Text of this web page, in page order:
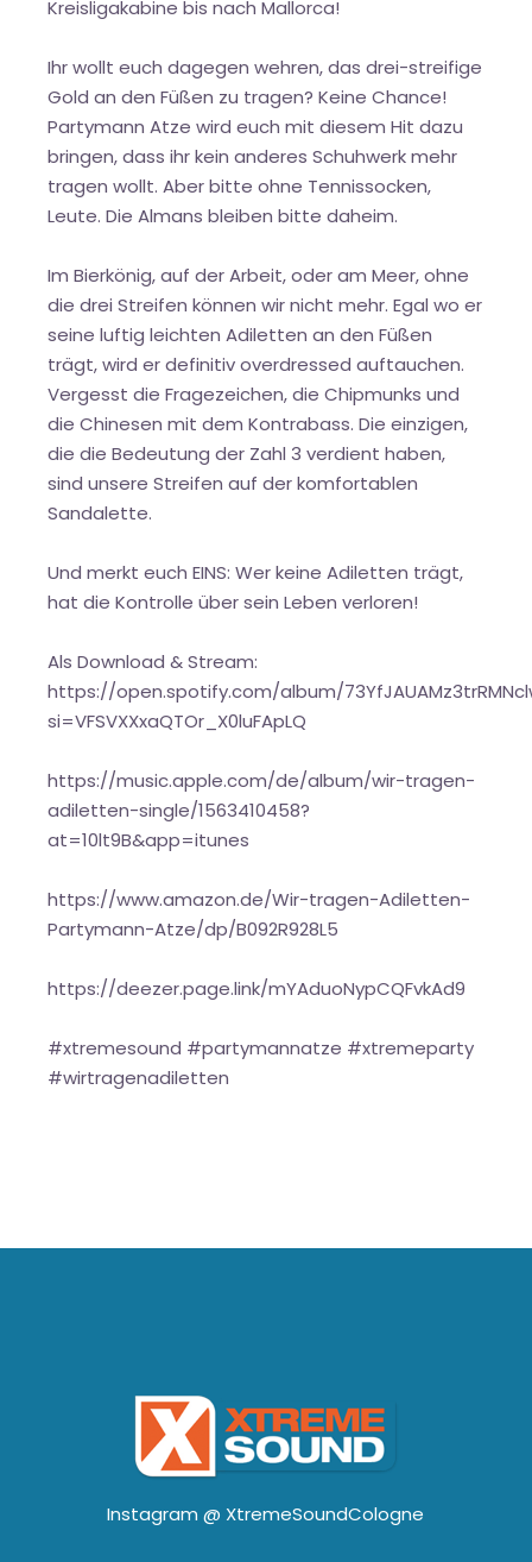
Kreisligakabine bis nach Mallorca!
Ihr wollt euch dagegen wehren, das drei-streifige
Gold an den Füßen zu tragen? Keine Chance!
Partymann Atze wird euch mit diesem Hit dazu
bringen, dass ihr kein anderes Schuhwerk mehr
tragen wollt. Aber bitte ohne Tennissocken,
Leute. Die Almans bleiben bitte daheim.
Im Bierkönig, auf der Arbeit, oder am Meer, ohne
die drei Streifen können wir nicht mehr. Egal wo er
seine luftig leichten Adiletten an den Füßen
trägt, wird er definitiv overdressed auftauchen.
Vergesst die Fragezeichen, die Chipmunks und
die Chinesen mit dem Kontrabass. Die einzigen,
die die Bedeutung der Zahl 3 verdient haben,
sind unsere Streifen auf der komfortablen
Sandalette.
Und merkt euch EINS: Wer keine Adiletten trägt,
hat die Kontrolle über sein Leben verloren!
Als Download & Stream:
https://open.spotify.com/album/
si=VFSVXXxaQTOr_X0luFApLQ
https://music.apple.com/de/album/wir-tragen-
adiletten-single/1563410458?
at=10lt9B&app=itunes
https://www.amazon.de/Wir-tragen-Adiletten-
Partymann-Atze/dp/B092R928L5
https://deezer.page.link/mYAduoNypCQFvkAd9
#xtremesound #partymannatze #xtremeparty
#wirtragenadiletten
Instagram @ XtremeSoundCologne